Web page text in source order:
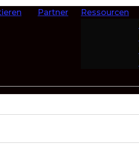
Partner
Ressourcen